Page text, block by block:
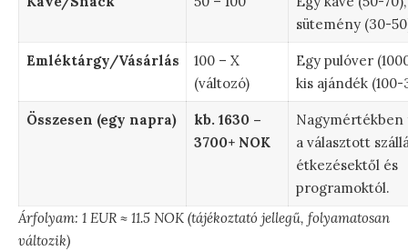
sütemény (30-
Emléktárgy/Vásárlás
100 – X
(változó)
Egy pulóver
kis ajándék (100-
Összesen (egy napra)
kb. 1630 –
3700+ NOK
Nagymértékben
a választott
étkezésektől és
programoktól.
Árfolyam: 1 EUR ≈ 11.5 NOK (tájékoztató jellegű, folyamatosan
változik)